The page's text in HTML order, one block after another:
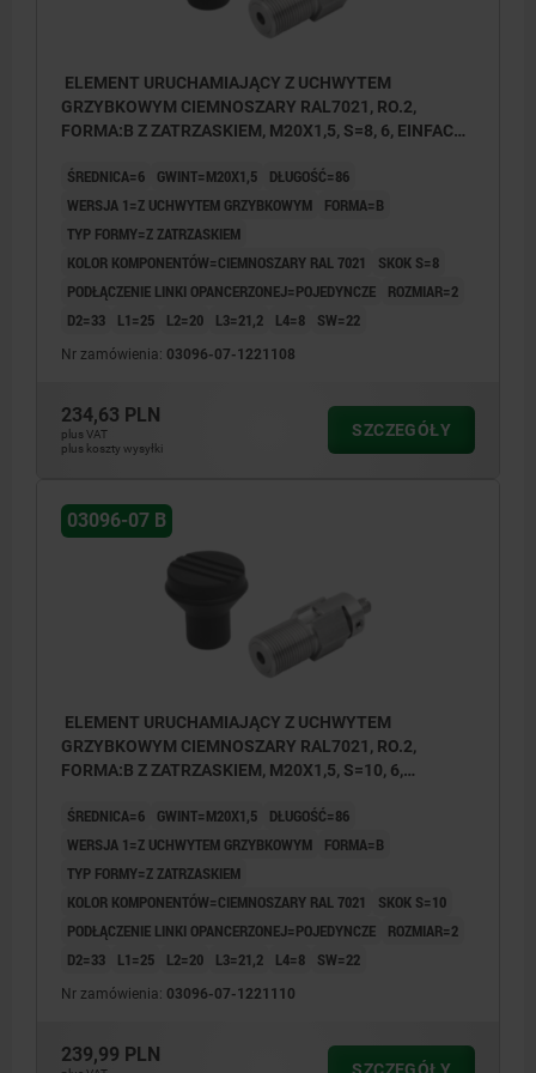
ELEMENT URUCHAMIAJĄCY Z UCHWYTEM
GRZYBKOWYM CIEMNOSZARY RAL7021, RO.2,
FORMA:B Z ZATRZASKIEM, M20X1,5, S=8, 6, EINFACH,
ŚREDNICA=6 GWINT=M20X1,5
DŁUGOŚĆ=86
WERSJA 1=Z UCHWYTEM GRZYBKOWYM
FORMA=B
TYP FORMY=Z ZATRZASKIEM
KOLOR KOMPONENTÓW=CIEMNOSZARY RAL 7021
SKOK S=8
PODŁĄCZENIE LINKI OPANCERZONEJ=POJEDYNCZE
ROZMIAR=2
D2=33
L1=25 L2=20 L3=21,2 L4=8 SW=22
Nr zamówienia: 03096-07-1221108
234,63 PLN
plus VAT
plus koszty wysyłki
SZCZEGÓŁY
03096-07 B
ELEMENT URUCHAMIAJĄCY Z UCHWYTEM
GRZYBKOWYM CIEMNOSZARY RAL7021, RO.2,
FORMA:B Z ZATRZASKIEM, M20X1,5, S=10, 6,
KOMP:TERMOPLAST
ŚREDNICA=6 GWINT=M20X1,5
DŁUGOŚĆ=86
WERSJA 1=Z UCHWYTEM GRZYBKOWYM
FORMA=B
TYP FORMY=Z ZATRZASKIEM
KOLOR KOMPONENTÓW=CIEMNOSZARY RAL 7021
SKOK S=10
PODŁĄCZENIE LINKI OPANCERZONEJ=POJEDYNCZE
ROZMIAR=2
D2=33
L1=25 L2=20 L3=21,2 L4=8 SW=22
Nr zamówienia: 03096-07-1221110
239,99 PLN
SZCZEGÓŁY